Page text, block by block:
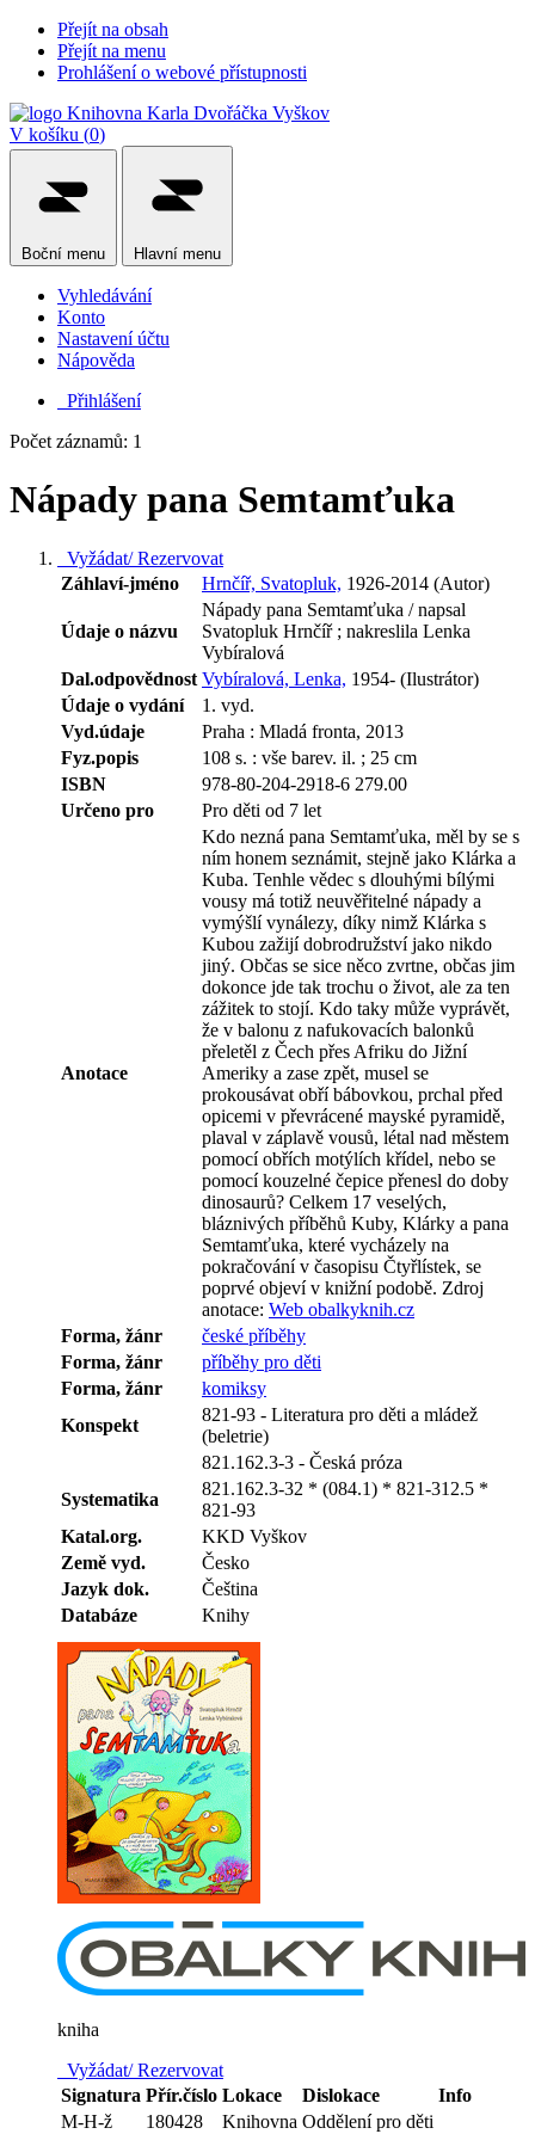
Přejít na obsah
Přejít na menu
Prohlášení o webové přístupnosti
V košíku (0)
Boční menu Hlavní menu
Vyhledávání
Konto
Nastavení účtu
Nápověda
Přihlášení
Počet záznamů: 1
Nápady pana Semtamťuka
Vyžádat/ Rezervovat
Záhlaví-jméno
Hrnčíř, Svatopluk, 1926-2014 (Autor)
Údaje o názvu
Nápady pana Semtamťuka / napsal
Svatopluk Hrnčíř ; nakreslila Lenka
Vybíralová
Dal.odpovědnost Vybíralová, Lenka, 1954- (Ilustrátor)
Údaje o vydání
1. vyd.
Vyd.údaje
Praha : Mladá fronta, 2013
Fyz.popis
108 s. : vše barev. il. ; 25 cm
ISBN
978-80-204-2918-6 279.00
Určeno pro
Pro děti od 7 let
Anotace
Kdo nezná pana Semtamťuka, měl by se s
ním honem seznámit, stejně jako Klárka a
Kuba. Tenhle vědec s dlouhými bílými
vousy má totiž neuvěřitelné nápady a
vymýšlí vynálezy, díky nimž Klárka s
Kubou zažijí dobrodružství jako nikdo
jiný. Občas se sice něco zvrtne, občas jim
dokonce jde tak trochu o život, ale za ten
zážitek to stojí. Kdo taky může vyprávět,
že v balonu z nafukovacích balonků
přeletěl z Čech přes Afriku do Jižní
Ameriky a zase zpět, musel se
prokousávat obří bábovkou, prchal před
opicemi v převrácené mayské pyramidě,
plaval v záplavě vousů, létal nad městem
pomocí obřích motýlích křídel, nebo se
pomocí kouzelné čepice přenesl do doby
dinosaurů? Celkem 17 veselých,
bláznivých příběhů Kuby, Klárky a pana
Semtamťuka, které vycházely na
pokračování v časopisu Čtyřlístek, se
poprvé objeví v knižní podobě. Zdroj
anotace: Web obalkyknih.cz
Forma, žánr
české příběhy
Forma, žánr
příběhy pro děti
Forma, žánr
komiksy
Konspekt
821-93 - Literatura pro děti a mládež
(beletrie)
821.162.3-3 - Česká próza
Systematika
821.162.3-32 * (084.1) * 821-312.5 *
821-93
Katal.org.
KKD Vyškov
Země vyd.
Česko
Jazyk dok.
Čeština
Databáze
Knihy
kniha
Vyžádat/ Rezervovat
Signatura Přír.číslo Lokace Dislokace
Info
M-H-ž
180428 Knihovna Oddělení pro děti